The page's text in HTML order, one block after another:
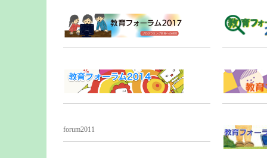
forum2011